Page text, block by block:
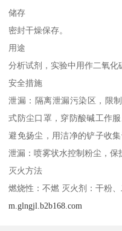
储存
密封干燥保存。
用途
分析试剂，实验中用作二氧化
安全措施
泄漏：隔离泄漏污染区，限
式防尘口罩，穿防酸碱工作
避免扬尘，用洁净的铲子收
泄漏：喷雾状水控制粉尘，保
灭火方法
燃烧性：不燃 灭火剂：干粉、
m.glngjl.b2b168.com